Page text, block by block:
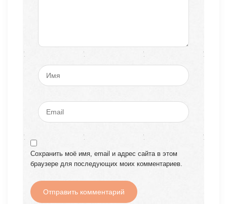
Сохранить моё имя, email и адрес сайта в этом
браузере для последующих моих комментариев.